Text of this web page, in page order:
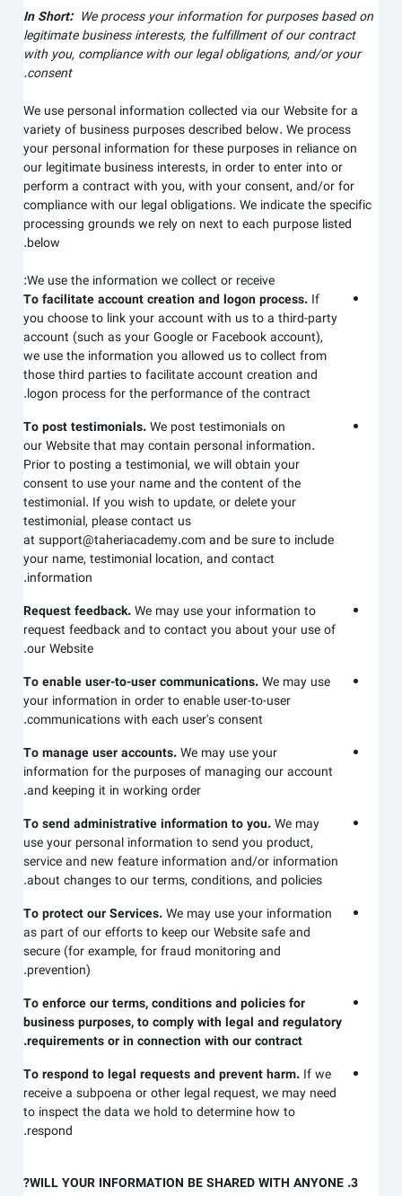
In Short:We process your information for purposes based on
legitimate business interests, the fulfillment of our contract
with you, compliance with our legal obligations, and/or your
consent.
We use personal information collected via ourWebsitefor a
variety of business purposes described below. We process
your personal information for these purposes in reliance on
our legitimate business interests, in order to enter into or
perform a contract with you, with your consent, and/or for
compliance with our legal obligations. We indicate the specific
processing grounds we rely on next to each purpose listed
below.
We use the information we collect or receive:
To facilitate account creation and logon process.
you choose to link your account with us to a third-party
account (such as your Google or Facebook account),
we use the information you allowed us to collect from
those third parties to facilitate account creation and
logon process for the performance of the contract.
To post testimonials.We post testimonials on
ourWebsitethat may contain personal information.
Prior to posting a testimonial, we will obtain your
consent to use your name and the content of the
testimonial. If you wish to update, or delete your
testimonial, please contact us
atsupport@taheriacademy.comand be sure to include
your name, testimonial location, and contact
information.
Request feedback.We may use your information to
request feedback and to contact you about your use of
ourWebsite
.
To enable user-to-user communications.We may use
your information in order to enable user-to-user
communications with each user's consent.
To manage user accounts.We may use your
information for the purposes of managing our account
and keeping it in working order.
To send administrative information to you.We may
use your personal information to send you product,
service and new feature information and/or information
about changes to our terms, conditions, and policies.
To protect our Services.We may use your information
as part of our efforts to keep ourWebsitesafe and
secure (for example, for fraud monitoring and
prevention).
To enforce our terms, conditions and policies for
business purposes, to comply with legal and regulatory
requirements or in connection with our contract.
To respond to legal requests and prevent harm.If we
receive a subpoena or other legal request, we may need
to inspect the data we hold to determine how to
respond.